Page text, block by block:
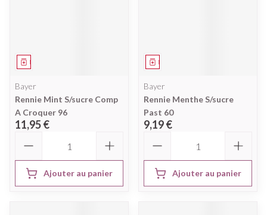
Médicament
Bayer
Rennie Mint S/sucre Comp
A Croquer 96
11,95 €
Ajouter au panier
Médicament
Bayer
Rennie Menthe S/sucre
Past 60
9,19 €
Ajouter au panier